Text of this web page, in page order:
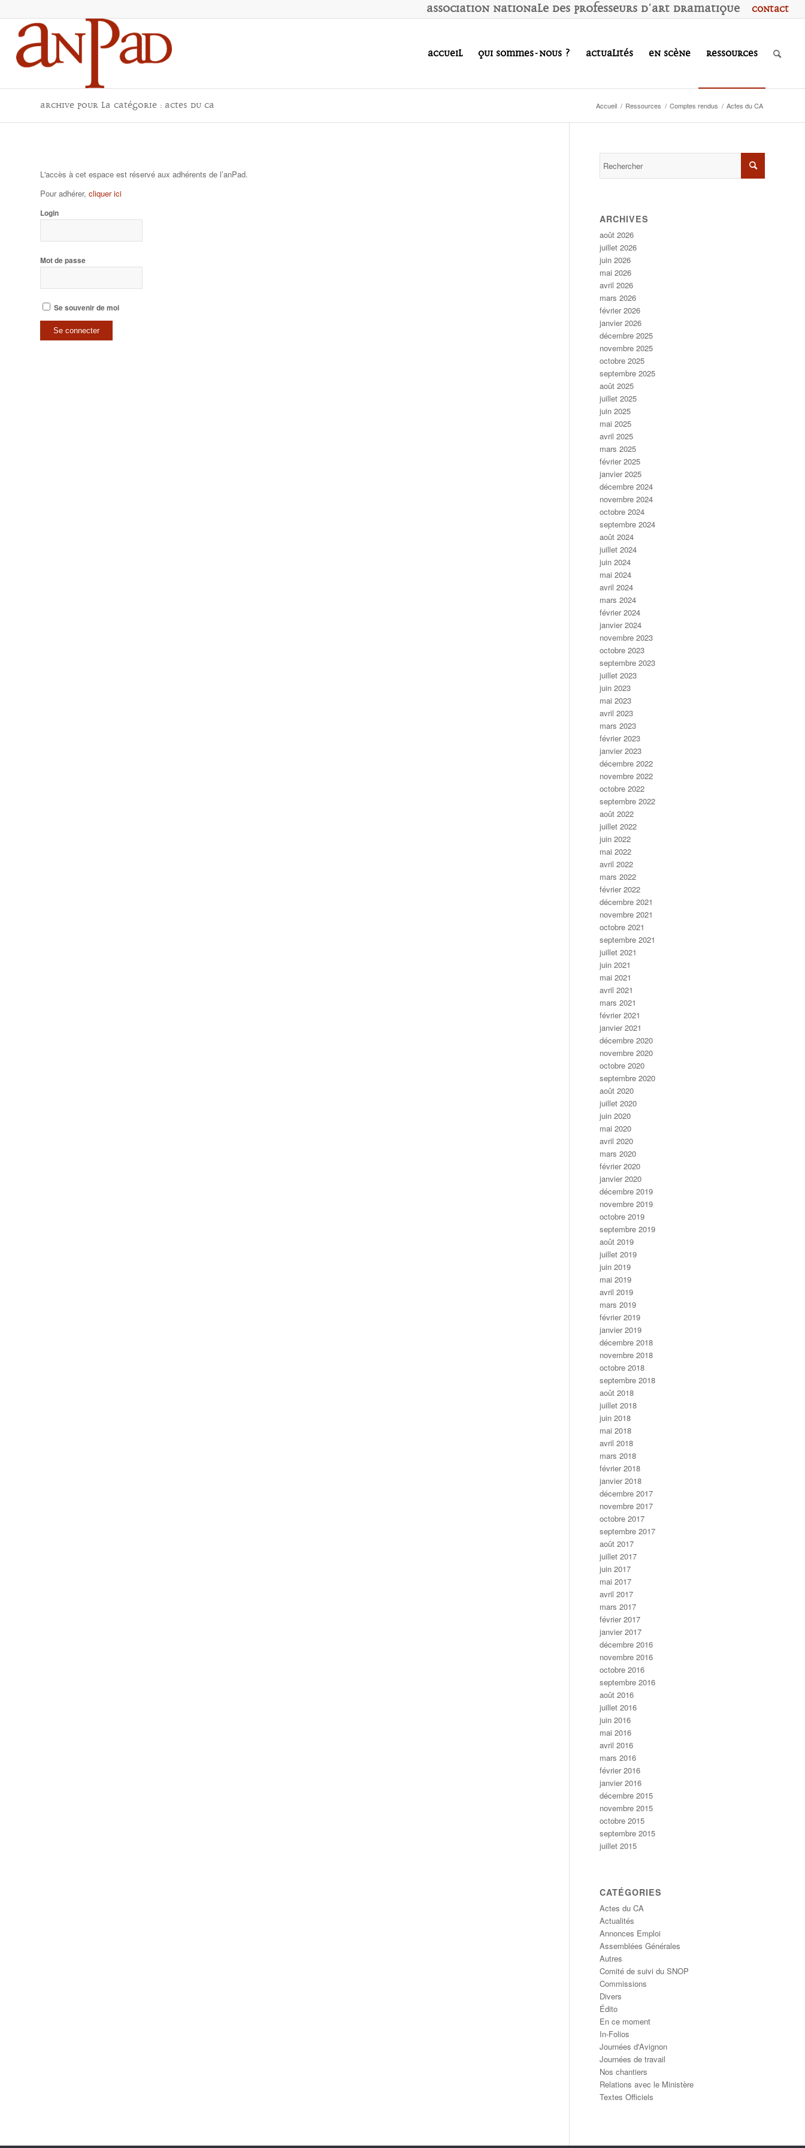
Contact
Association Nationale des Professeurs d'Art Dramatique
Accueil Qui sommes-nous ? Actualités En scène Ressources
Archive pour la catégorie : Actes du CA Accueil / Ressources / Comptes rendus / Actes du CA
L'accès à cet espace est réservé aux adhérents de l’anPad.
Pour adhérer, cliquer ici
Login
Mot de passe
Se souvenir de moi
ARCHIVES
août 2026
juillet 2026
juin 2026
mai 2026
avril 2026
mars 2026
février 2026
janvier 2026
décembre 2025
novembre 2025
octobre 2025
septembre 2025
août 2025
juillet 2025
juin 2025
mai 2025
avril 2025
mars 2025
février 2025
janvier 2025
décembre 2024
novembre 2024
octobre 2024
septembre 2024
août 2024
juillet 2024
juin 2024
mai 2024
avril 2024
mars 2024
février 2024
janvier 2024
novembre 2023
octobre 2023
septembre 2023
juillet 2023
juin 2023
mai 2023
avril 2023
mars 2023
février 2023
janvier 2023
décembre 2022
novembre 2022
octobre 2022
septembre 2022
août 2022
juillet 2022
juin 2022
mai 2022
avril 2022
mars 2022
février 2022
décembre 2021
novembre 2021
octobre 2021
septembre 2021
juillet 2021
juin 2021
mai 2021
avril 2021
mars 2021
février 2021
janvier 2021
décembre 2020
novembre 2020
octobre 2020
septembre 2020
août 2020
juillet 2020
juin 2020
mai 2020
avril 2020
mars 2020
février 2020
janvier 2020
décembre 2019
novembre 2019
octobre 2019
septembre 2019
août 2019
juillet 2019
juin 2019
mai 2019
avril 2019
mars 2019
février 2019
janvier 2019
décembre 2018
novembre 2018
octobre 2018
septembre 2018
août 2018
juillet 2018
juin 2018
mai 2018
avril 2018
mars 2018
février 2018
janvier 2018
décembre 2017
novembre 2017
octobre 2017
septembre 2017
août 2017
juillet 2017
juin 2017
mai 2017
avril 2017
mars 2017
février 2017
janvier 2017
décembre 2016
novembre 2016
octobre 2016
septembre 2016
août 2016
juillet 2016
juin 2016
mai 2016
avril 2016
mars 2016
février 2016
janvier 2016
décembre 2015
novembre 2015
octobre 2015
septembre 2015
juillet 2015
CATÉGORIES
Actes du CA
Actualités
Annonces Emploi
Assemblées Générales
Autres
Comité de suivi du SNOP
Commissions
Divers
Édito
En ce moment
In-Folios
Journées d'Avignon
Journées de travail
Nos chantiers
Relations avec le Ministère
Textes Officiels